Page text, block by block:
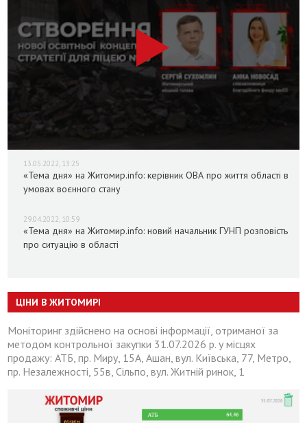
13.05.2022, 13:25
«Тема дня» на Житомир.info: керівник ОВА про життя області в
умовах воєнного стану
29.04.2022, 10:59
«Тема дня» на Житомир.info: новий начальник ГУНП розповість
про ситуацію в області
ЦІНИ В ЖИТОМИРІ
Моніторинг здійснено на основі інформації, отриманої за
методом контрольної закупки 31.07.2026 р. у місцях
продажу: АТБ, пр. Миру, 15А, Ашан, вул. Київська, 77, Метро,
пр. Незалежності, 55в, Сільпо, вул. Житній ринок, 1